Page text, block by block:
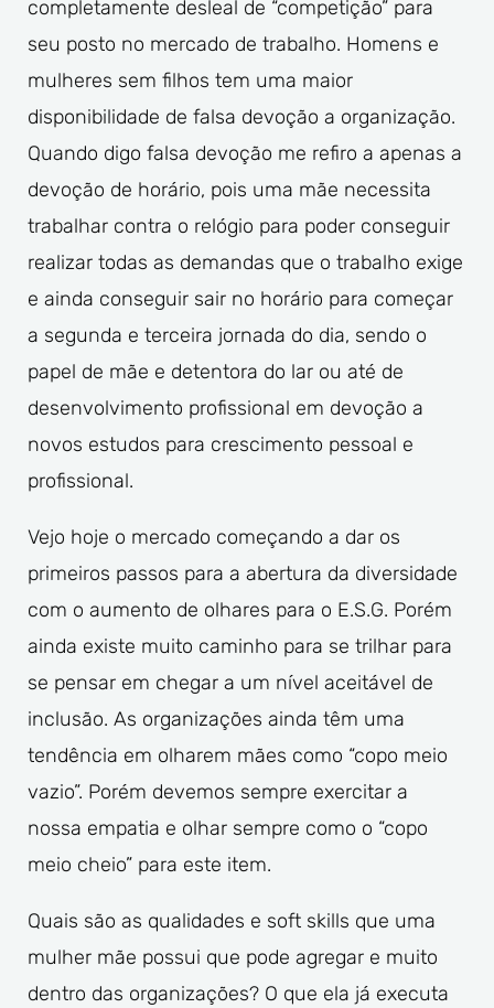
completamente desleal de “competição” para
seu posto no mercado de trabalho. Homens e
mulheres sem filhos tem uma maior
disponibilidade de falsa devoção a organização.
Quando digo falsa devoção me refiro a apenas a
devoção de horário, pois uma mãe necessita
trabalhar contra o relógio para poder conseguir
realizar todas as demandas que o trabalho exige
e ainda conseguir sair no horário para começar
a segunda e terceira jornada do dia, sendo o
papel de mãe e detentora do lar ou até de
desenvolvimento profissional em devoção a
novos estudos para crescimento pessoal e
profissional.
Vejo hoje o mercado começando a dar os
primeiros passos para a abertura da diversidade
com o aumento de olhares para o E.S.G. Porém
ainda existe muito caminho para se trilhar para
se pensar em chegar a um nível aceitável de
inclusão. As organizações ainda têm uma
tendência em olharem mães como “copo meio
vazio”. Porém devemos sempre exercitar a
nossa empatia e olhar sempre como o “copo
meio cheio” para este item.
Quais são as qualidades e soft skills que uma
mulher mãe possui que pode agregar e muito
dentro das organizações? O que ela já executa